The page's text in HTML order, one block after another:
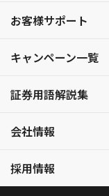
お客様サポート
キャンペーン一覧
証券用語解説集
会社情報
採用情報